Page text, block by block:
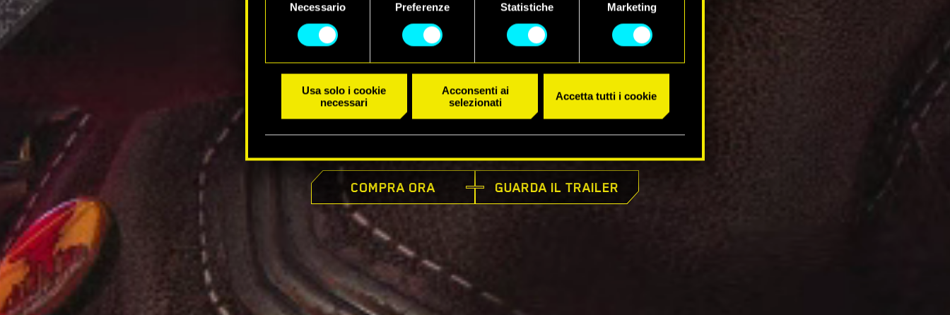
consenso
Necessario Preferenze Statistiche Marketing
Usa solo i cookie
necessari
Acconsenti ai
selezionati
Accetta tutti i cookie
DISPONIBILE ORA
COMPRA ORA GUARDA IL TRAILER